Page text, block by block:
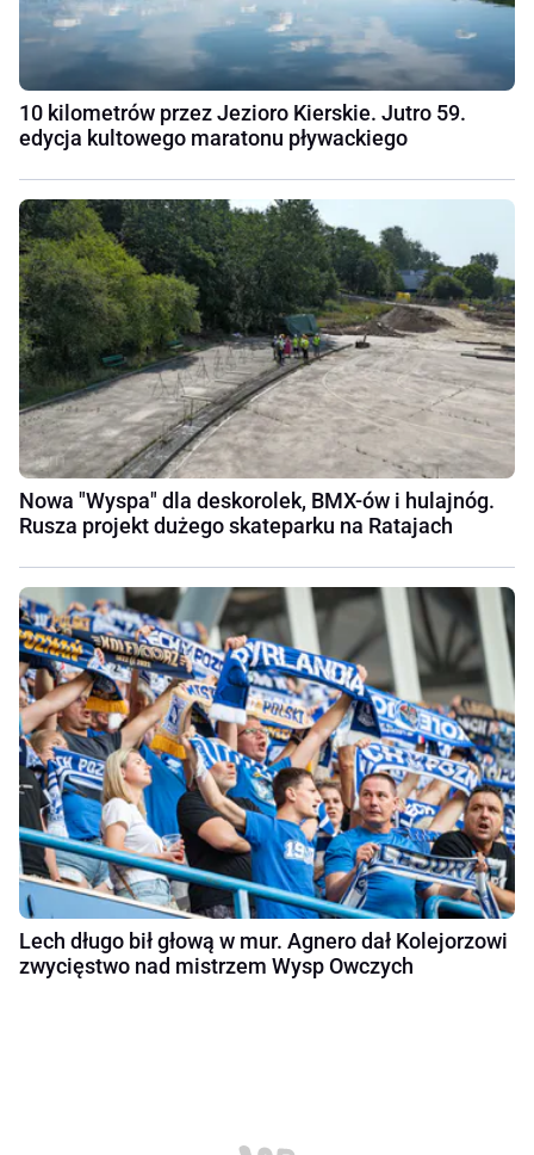
10 kilometrów przez Jezioro Kierskie. Jutro 59.
edycja kultowego maratonu pływackiego
Nowa "Wyspa" dla deskorolek, BMX-ów i hulajnóg.
Rusza projekt dużego skateparku na Ratajach
Lech długo bił głową w mur. Agnero dał Kolejorzowi
zwycięstwo nad mistrzem Wysp Owczych